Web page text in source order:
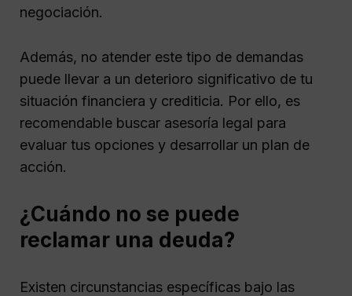
negociación.
Además, no atender este tipo de demandas
puede llevar a un deterioro significativo de tu
situación financiera y crediticia. Por ello, es
recomendable buscar asesoría legal para
evaluar tus opciones y desarrollar un plan de
acción.
¿Cuándo no se puede
reclamar una deuda?
Existen circunstancias específicas bajo las